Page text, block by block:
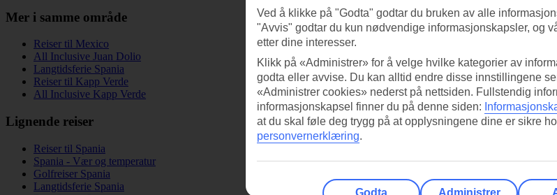
Mer i samme område
Reiser til Mexico
All Inclusive Juan Dolio
Langtidsferie Spania
Reiser til Kapp Verde
All Inclusive Kapp Verde
Lignende reiser
Reiser til Spania
Spania - Vær og temperatur
Golfreiser Spania
Langtidsferie Spania
Ved å klikke på "Godta" godtar du bruken av alle
"Avvis" godtar du kun nødvendige informasjonskapsler, og
etter dine interesser.
Klikk på «Administrer» for å velge hvilke kategorier av
godta eller avvise. Du kan alltid endre disse innstillingene
«Administrer cookies» nederst på nettsiden. Fullstendig
informasjonskapsel finner du på denne siden:
at du skal føle deg trygg på at opplysningene dine er sikre
personvernerklæring.